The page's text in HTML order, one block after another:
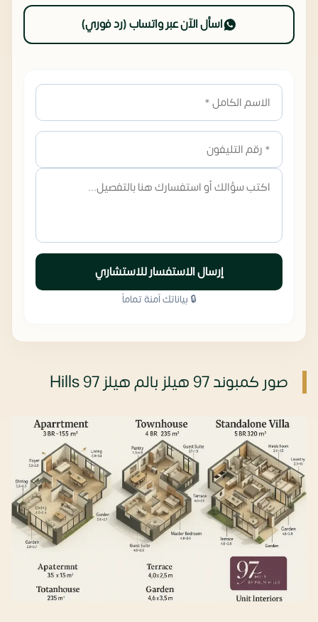
اسأل الآن عبر واتساب (رد فوري)
إرسال الاستفسار للاستشاري
🔒 بياناتك آمنة تماماً
صور كمبوند 97 هيلز بالم هيلز 97 Hills